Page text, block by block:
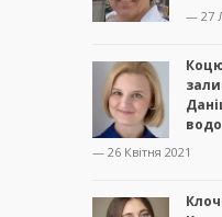
— 27
— 26 Квітня 2021